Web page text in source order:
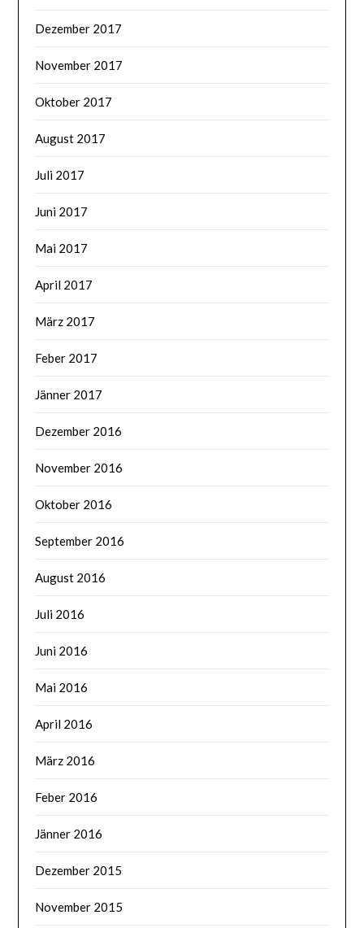
Dezember 2017
November 2017
Oktober 2017
August 2017
Juli 2017
Juni 2017
Mai 2017
April 2017
März 2017
Feber 2017
Jänner 2017
Dezember 2016
November 2016
Oktober 2016
September 2016
August 2016
Juli 2016
Juni 2016
Mai 2016
April 2016
März 2016
Feber 2016
Jänner 2016
Dezember 2015
November 2015